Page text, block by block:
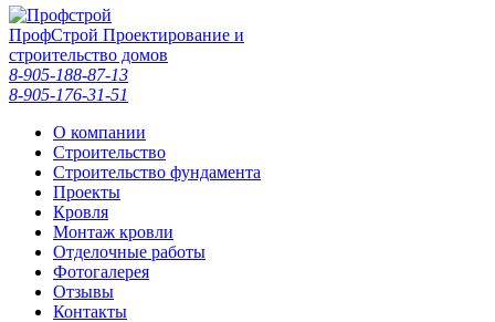
ПрофСтрой Проектирование и
строительство домов
8-905-188-87-13
8-905-176-31-51
О компании
Строительство
Строительство фундамента
Проекты
Кровля
Монтаж кровли
Отделочные работы
Фотогалерея
Отзывы
Контакты